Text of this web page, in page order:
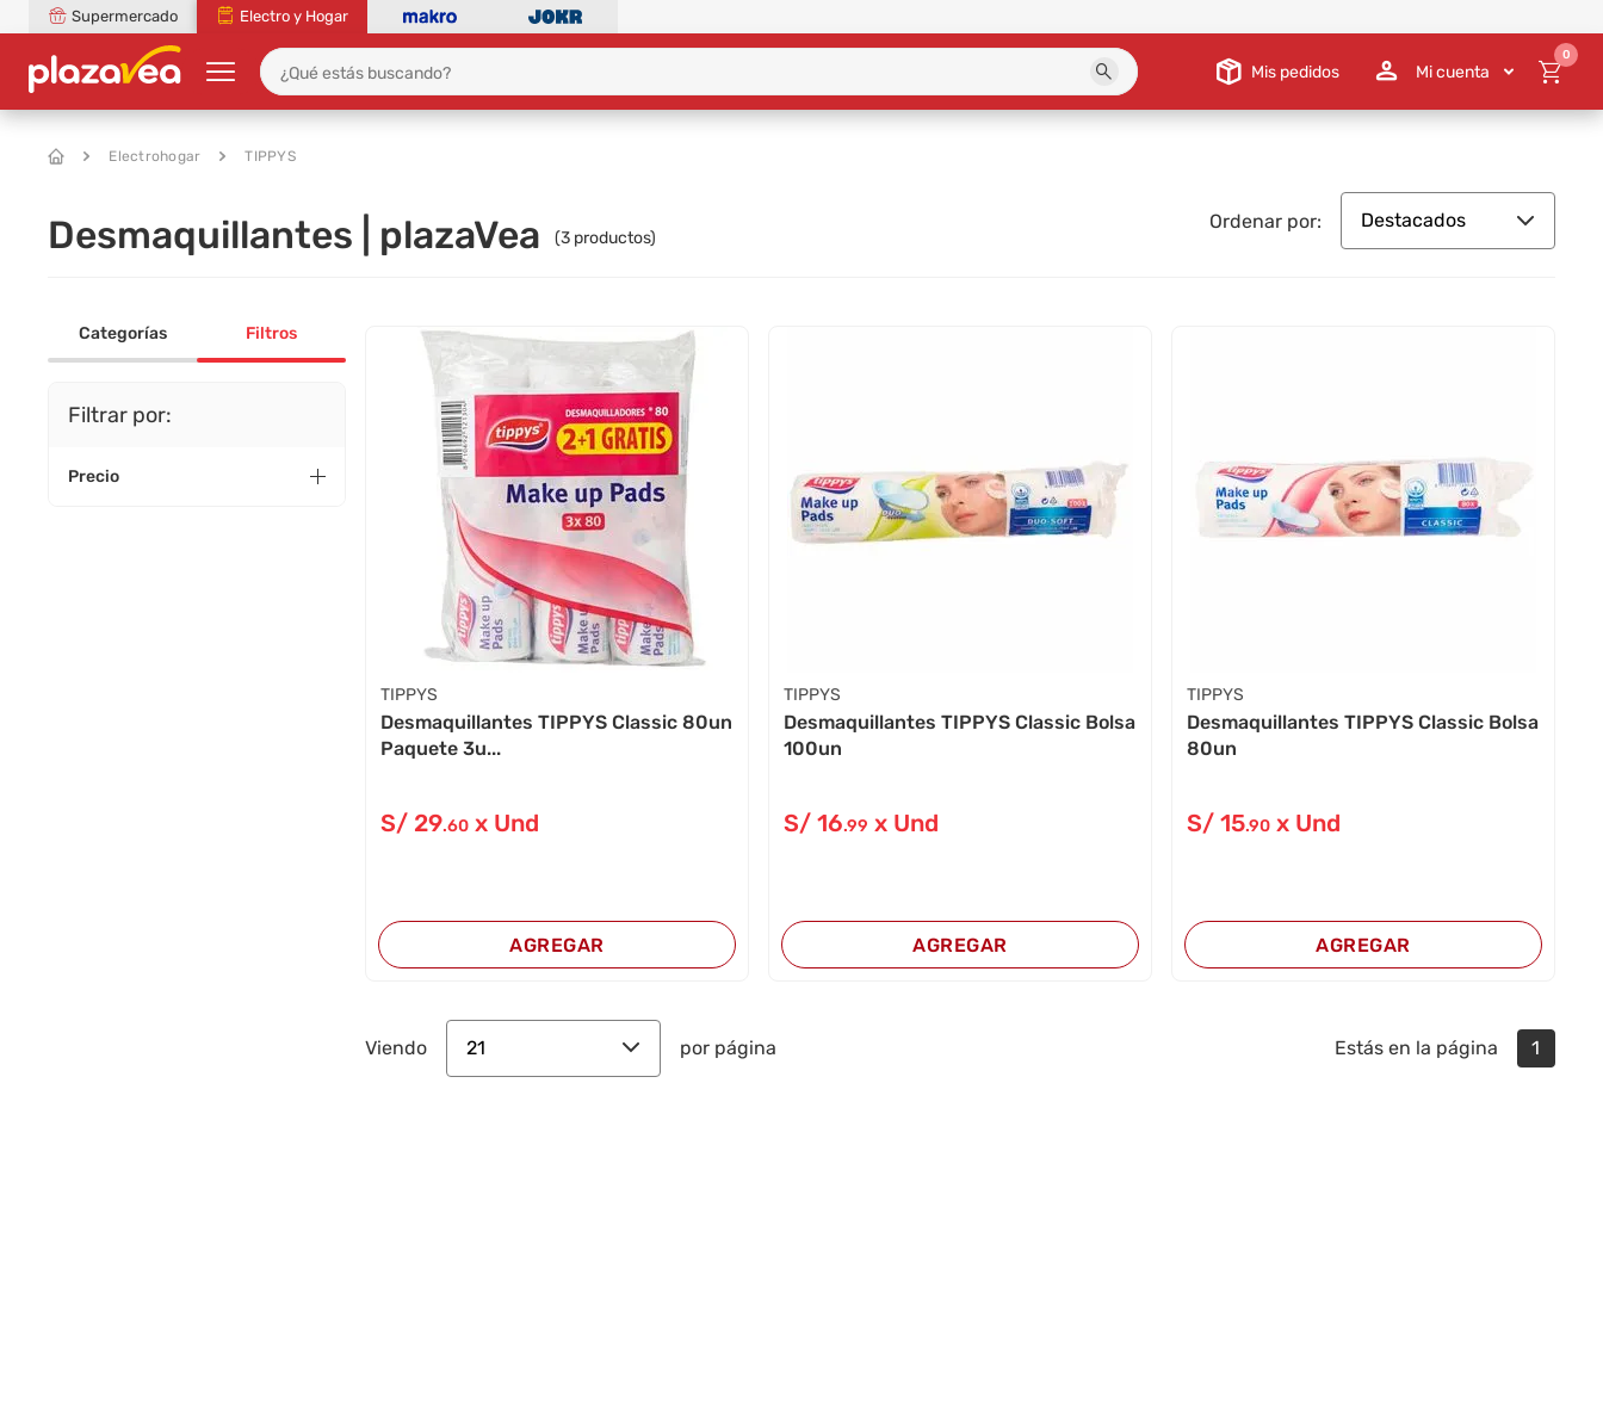
Supermercado Electro y Hogar
Mis pedidos Mi cuenta
0
Electrohogar TIPPYS
Desmaquillantes | plazaVea (3 productos)
Ordenar por: Destacados
Categorías Filtros
Filtrar por:
Precio
TIPPYS
Desmaquillantes TIPPYS Classic 80un
Paquete 3u...
S/ 29.60 x Und
AGREGAR
TIPPYS
Desmaquillantes TIPPYS Classic Bolsa
100un
S/16.99 x Und
AGREGAR
TIPPYS
Desmaquillantes TIPPYS Classic Bolsa
80un
S/ 15.90 x Und
AGREGAR
Viendo 21 por página Estás en la página 1